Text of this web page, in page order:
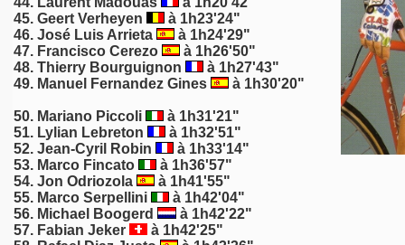
45. Geert Verheyen
à 1h23'24"
46. José Luis Arrieta
à 1h24'29"
47. Francisco Cerezo
à 1h26'50"
48. Thierry Bourguignon
à 1h27'43"
49. Manuel Fernandez Gines
à 1h30'20"
50. Mariano Piccoli
à 1h31'21"
51. Lylian Lebreton
à 1h32'51"
52. Jean-Cyril Robin
à 1h33'14"
53. Marco Fincato
à 1h36'57"
54. Jon Odriozola
à 1h41'55"
55. Marco Serpellini
à 1h42'04"
56. Michael Boogerd
à 1h42'22"
57. Fabian Jeker
à 1h42'25"